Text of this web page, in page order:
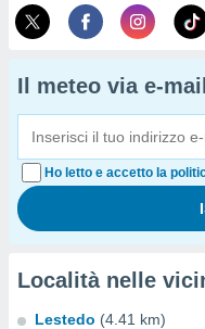
Il meteo via e-mail
Ho letto e accetto la
Località nelle
Lestedo (4.41 km)